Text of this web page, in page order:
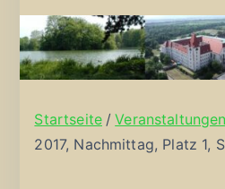
Startseite
Veranstaltungen
2017, Nachmittag, Platz 1,